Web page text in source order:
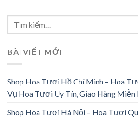
BÀI VIẾT MỚI
Shop Hoa Tươi Hồ Chí Minh – Hoa
Vụ Hoa Tươi Uy Tín, Giao Hàng Miễn
Shop Hoa Tươi Hà Nội – Hoa Tươi